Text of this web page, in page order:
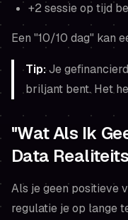
+2 sessie op tijd
Een "10/10 dag" kan
Tip:Je
briljant bent. Het
"Wat Als Ik
Data
Als je geen positieve
regulatie je op lange